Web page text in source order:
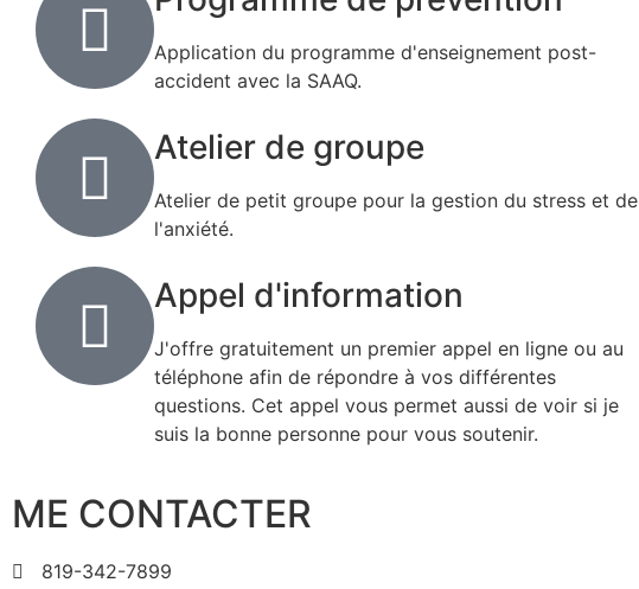
Application du programme d'enseignement post-
accident avec la SAAQ.
Atelier de groupe
Atelier de petit groupe pour la gestion du stress et de
l'anxiété.
Appel d'information
J'offre gratuitement un premier appel en ligne ou au
téléphone afin de répondre à vos différentes
questions. Cet appel vous permet aussi de voir si je
suis la bonne personne pour vous soutenir.
ME CONTACTER
819-342-7899